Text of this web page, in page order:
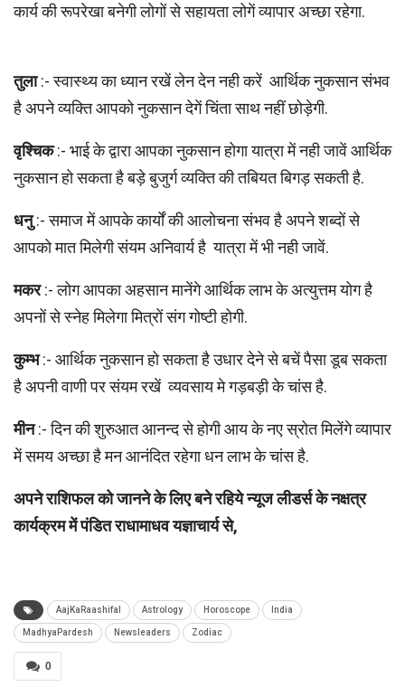
कार्य की रूपरेखा बनेगी लोगों से सहायता लोगें व्यापार अच्छा रहेगा.
तुला:- स्वास्थ्य का ध्यान रखें लेन देन नही करें आर्थिक नुकसान संभव
है अपने व्यक्ति आपको नुकसान देगें चिंता साथ नहीं छोड़ेगी.
वृश्चिक:- भाई के द्वारा आपका नुकसान होगा यात्रा में नही जावें आर्थिक
नुकसान हो सकता है बड़े बुजुर्ग व्यक्ति की तबियत बिगड़ सकती है.
धनु:- समाज में आपके कार्यों की आलोचना संभव है अपने शब्दों से
आपको मात मिलेगी संयम अनिवार्य है यात्रा में भी नही जावें.
मकर:- लोग आपका अहसान मानेंगे आर्थिक लाभ के अत्युत्तम योग है
अपनों से स्नेह मिलेगा मित्रों संग गोष्टी होगी.
कुम्भ:- आर्थिक नुकसान हो सकता है उधार देने से बचें पैसा डूब सकता
है अपनी वाणी पर संयम रखें व्यवसाय मे गड़बड़ी के चांस है.
मीन:- दिन की शुरुआत आनन्द से होगी आय के नए स्रोत मिलेंगे व्यापार
में समय अच्छा है मन आनंदित रहेगा धन लाभ के चांस है.
अपने राशिफल को जानने के लिए बने रहिये न्यूज लीडर्स के नक्षत्र
कार्यक्रम में पंडित राधामाधव यज्ञाचार्य से,
AajKaRaashifal Astrology Horoscope India
MadhyaPardesh Newsleaders Zodiac
0